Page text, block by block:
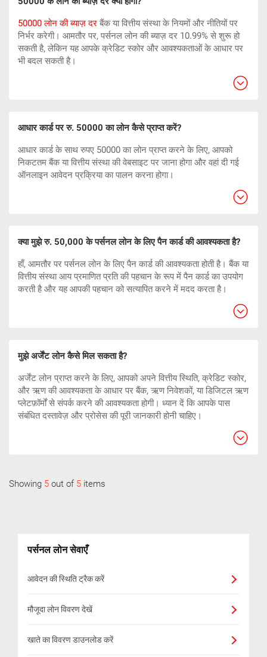
50000 लोन की ब्याज़ दर बैंक या वित्तीय संस्था के नियमों और नीतियों पर
निर्भर करेगी। आमतौर पर, पर्सनल लोन की ब्याज़ दर 10.99% से शुरू हो
सकती है, लेकिन यह आपके क्रेडिट स्कोर और आवश्यकताओं के आधार पर
भी बदल सकती है।
आधार कार्ड पर रु. 50000 का लोन कैसे प्राप्त करें?
आधार कार्ड के साथ रुपए 50000 का लोन प्राप्त करने के लिए, आपको
निकटतम बैंक या वित्तीय संस्था की वेबसाइट पर जाना होगा और वहां दी गई
ऑनलाइन आवेदन प्रक्रिया का पालन करना होगा।
क्या मुझे रु. 50,000 के पर्सनल लोन के लिए पैन कार्ड की आवश्यकता है?
हाँ, आमतौर पर पर्सनल लोन के लिए पैन कार्ड की आवश्यकता होती है। बैंक या
वित्तीय संस्था आय प्रमाणित प्रति की पहचान के रूप में पैन कार्ड का उपयोग
करती है और यह आपकी पहचान को सत्यापित करने में मदद करता है।
मुझे अर्जेंट लोन कैसे मिल सकता है?
अर्जेंट लोन प्राप्त करने के लिए, आपको अपने वित्तीय स्थिति, क्रेडिट स्कोर,
और ऋण की आवश्यकता के आधार पर बैंक, ऋण निवेशकों, या डिजिटल ऋण
प्लेटफ़ॉर्मों से संपर्क करने की आवश्यकता होगी। ध्यान दें कि आपके पास
संबंधित दस्तावेज़ और प्रोसेस की पूरी जानकारी होनी चाहिए।
Showing 5 out of 5 items
पर्सनल लोन सेवाएँ
आवेदन की स्थिति ट्रैक करें
मौजूदा लोन विवरण देखें
खाते का विवरण डाउनलोड करें